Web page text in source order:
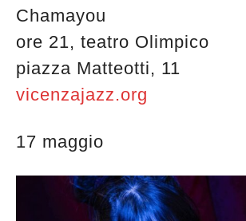
Chamayou
ore 21, teatro Olimpico
piazza Matteotti, 11
vicenzajazz.org
17 maggio